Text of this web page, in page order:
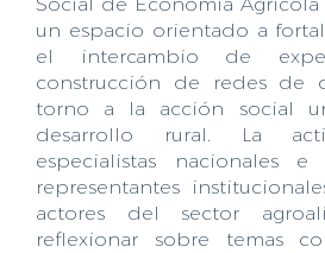
un espacio orientado a
el intercambio de
construcción de redes de
torno a la acción social
desarrollo rural. La
especialistas nacionales e
representantes
actores del sector
reflexionar sobre temas